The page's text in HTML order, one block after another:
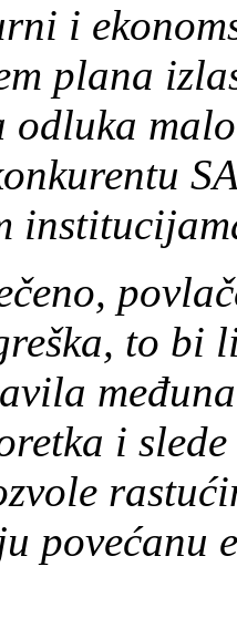
i
plana
odluka
to bi
i
povećanu